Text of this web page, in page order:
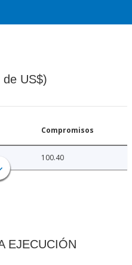
de US$)
Compromisos
100.40
EJECUCIÓN